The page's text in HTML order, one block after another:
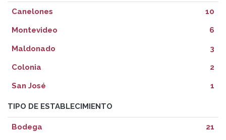
Canelones 10
Montevideo 6
Maldonado 3
Colonia 2
San José 1
TIPO DE ESTABLECIMIENTO
Bodega 21